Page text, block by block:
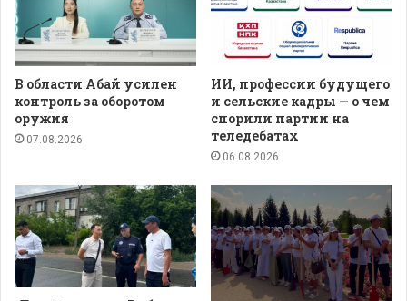
В области Абай усилен
контроль за оборотом
оружия
07.08.2026
ИИ, профессии будущего
и сельские кадры — о чем
спорили партии на
теледебатах
06.08.2026